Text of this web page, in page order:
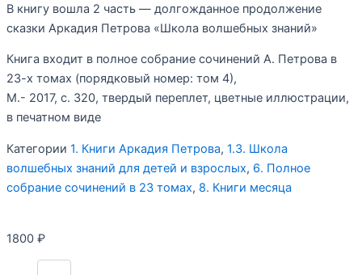
В книгу вошла 2 часть — долгожданное продолжение
сказки Аркадия Петрова «Школа волшебных знаний»
Книга входит в полное собрание сочинений А. Петрова в
23-х томах (порядковый номер: том 4),
М.- 2017, с. 320, твердый переплет, цветные иллюстрации,
в печатном виде
Категории 1. Книги Аркадия Петрова, 1.3. Школа
волшебных знаний для детей и взрослых, 6. Полное
собрание сочинений в 23 томах, 8. Книги месяца
1800 ₽
Количество